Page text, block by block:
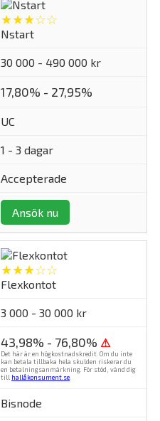
★★★☆☆
Nstart
30 000 - 490 000 kr
17,80% - 27,95%
UC
1 - 3 dagar
Accepterade
Ansök nu
★★★☆☆
Flexkontot
3 000 - 30 000 kr
43,98% - 76,80% ⚠
Det här är en högkostnadskredit. Om du inte
kan betala tillbaka hela skulden riskerar du
en betalningsanmärkning. För stöd, vänd dig
till hallåkonsument.se
Bisnode